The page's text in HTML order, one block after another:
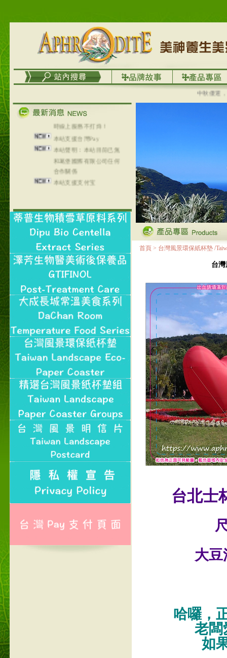
中秋優選，大
在外租屋者、居住處無管
理員、不方便在工作地點
取件者，歡迎多多使用
【郵局i郵箱】的服務喔～
【i郵箱】設立的地點，請
進入內頁連結～
Line@aphrodite2020 24小
時線上服務不打烊！
本站支援台灣Pay
本站聲明：本站目前已無
和葛堡國際有限公司任何
合作關係
本站支援支付宝
2017年1月1日起，中国大
首頁 > 台灣風景環保紙杯墊 /
台灣
台北士
大
哈囉，
老闆
如